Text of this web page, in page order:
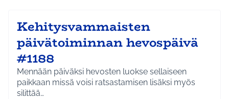
Kehitysvammaisten
päivätoiminnan hevospäivä
#1188
Mennään päiväksi hevosten luokse sellaiseen
paikkaan missä voisi ratsastamisen lisäksi myös
silittää…